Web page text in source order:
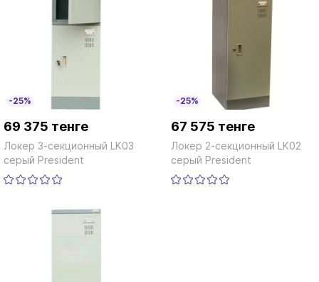
-25%
69 375 тенге
Локер 3-секционный LK03
серый President
-25%
67 575 тенге
Локер 2-секционный LK02
серый President